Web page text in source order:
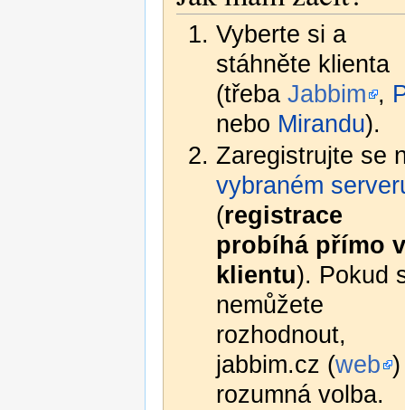
Vyberte si a
stáhněte klienta
(třebaJabbim ,
nebo Mirandu).
Zaregistrujte se
vybraném
(registrace
probíhá přímo
klientu). Pokud
nemůžete
rozhodnout,
jabbim.cz (web
rozumná volba.